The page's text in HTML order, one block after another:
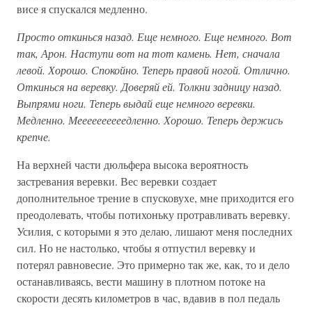
висе я спускался медленно.
Просто откинься назад. Еще немного. Еще немного. Вот
так, Арон. Наступи вот на тот камень. Нет, сначала
левой. Хорошо. Спокойно. Теперь правой ногой. Отлично.
Откинься на веревку. Доверяй ей. Толкни задницу назад.
Выпрями ноги. Теперь выдай еще немного веревки.
Медленно. Меееееееееедленно. Хорошо. Теперь держись
крепче.
На верхней части дюльфера высока вероятность
застревания веревки. Вес веревки создает
дополнительное трение в спусковухе, мне приходится его
преодолевать, чтобы потихоньку протравливать веревку.
Усилия, с которыми я это делаю, лишают меня последних
сил. Но не настолько, чтобы я отпустил веревку и
потерял равновесие. Это примерно так же, как, то и дело
останавливаясь, вести машину в плотном потоке на
скорости десять километров в час, вдавив в пол педаль